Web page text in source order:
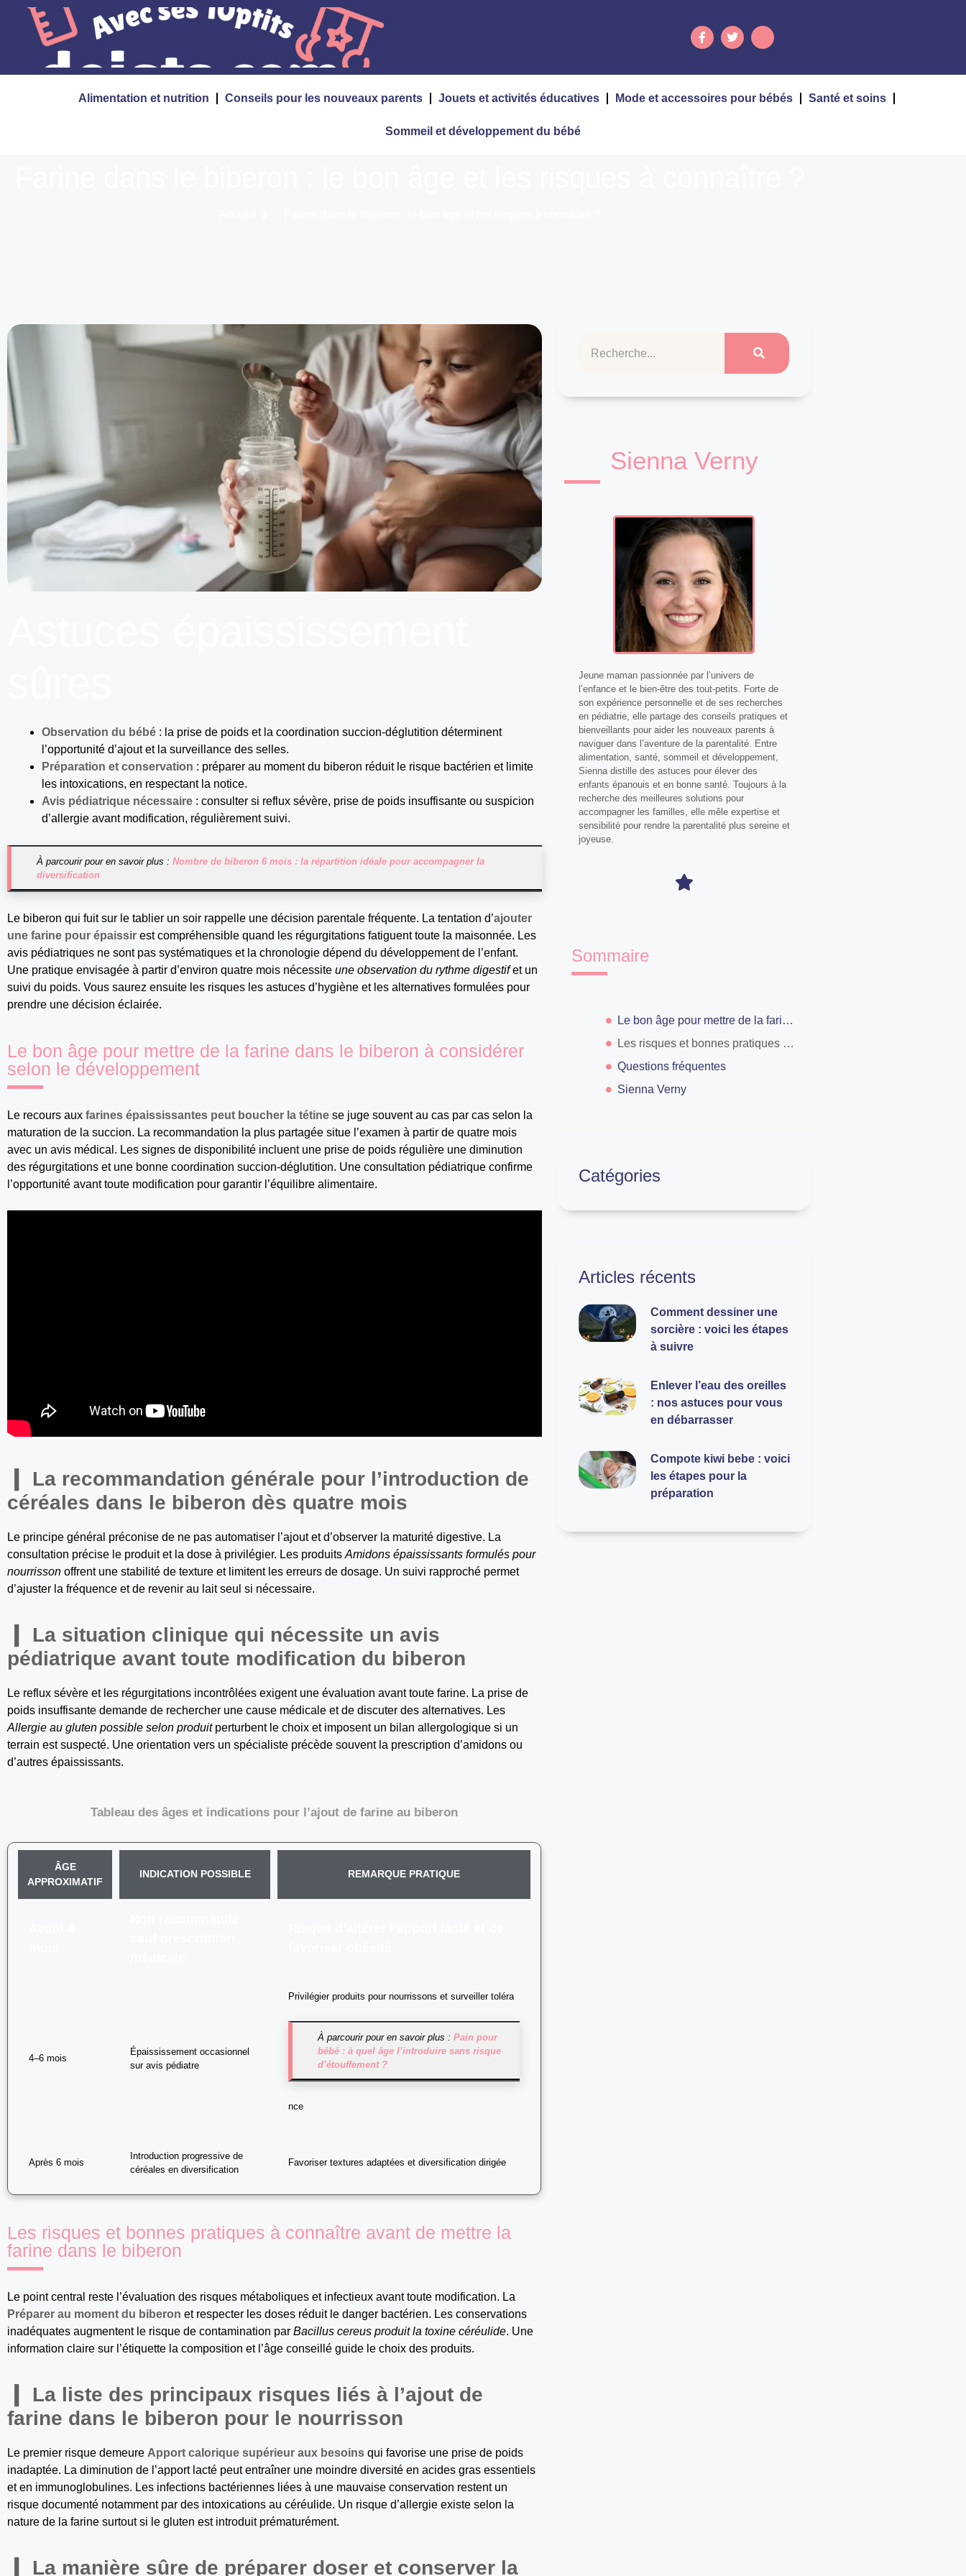
Alimentation et nutrition Conseils pour les nouveaux parents Jouets et activités éducatives Mode et accessoires pour bébés Santé et soins
Sommeil et développement du bébé
Observation du bébé : la prise de poids et la coordination succion-déglutition déterminent
l’opportunité d’ajout et la surveillance des selles.
Préparation et conservation : préparer au moment du biberon réduit le risque bactérien et limite
les intoxications, en respectant la notice.
Avis pédiatrique nécessaire : consulter si reflux sévère, prise de poids insuffisante ou suspicion
d’allergie avant modification, régulièrement suivi.
À parcourir pour en savoir plus : Nombre de biberon 6 mois : la répartition idéale pour accompagner la
diversification
Le biberon qui fuit sur le tablier un soir rappelle une décision parentale fréquente. La tentation d’ajouter
une farine pour épaissir est compréhensible quand les régurgitations fatiguent toute la maisonnée. Les
avis pédiatriques ne sont pas systématiques et la chronologie dépend du développement de l’enfant.
Une pratique envisagée à partir d’environ quatre mois nécessite une observation du rythme digestifet un
suivi du poids. Vous saurez ensuite les risques les astuces d’hygiène et les alternatives formulées pour
prendre une décision éclairée.
Le bon âge pour mettre de la farine dans le biberon à considérer
selon le développement
Le recours aux farines épaississantes peut boucher la tétine se juge souvent au cas par cas selon la
maturation de la succion. La recommandation la plus partagée situe l’examen à partir de quatre mois
avec un avis médical. Les signes de disponibilité incluent une prise de poids régulière une diminution
des régurgitations et une bonne coordination succion-déglutition. Une consultation pédiatrique confirme
l’opportunité avant toute modification pour garantir l’équilibre alimentaire.
La recommandation générale pour l’introduction de
céréales dans le biberon dès quatre mois
Le principe général préconise de ne pas automatiser l’ajout et d’observer la maturité digestive. La
consultation précise le produit et la dose à privilégier. Les produits Amidons épaississants formulés pour
nourrisson offrent une stabilité de texture et limitent les erreurs de dosage. Un suivi rapproché permet
d’ajuster la fréquence et de revenir au lait seul si nécessaire.
La situation clinique qui nécessite un avis
pédiatrique avant toute modification du biberon
Le reflux sévère et les régurgitations incontrôlées exigent une évaluation avant toute farine. La prise de
poids insuffisante demande de rechercher une cause médicale et de discuter des alternatives. Les
Allergie au gluten possible selon produitperturbent le choix et imposent un bilan allergologique si un
terrain est suspecté. Une orientation vers un spécialiste précède souvent la prescription d’amidons ou
d’autres épaississants.
Tableau des âges et indications pour l’ajout de farine au biberon
ÂGE
APPROXIMATIF
INDICATION POSSIBLE REMARQUE PRATIQUE
4–6 mois
Épaississement occasionnel
sur avis pédiatre
Privilégier produits pour nourrissons et surveiller toléra
À parcourir pour en savoir plus :Pain pour
bébé : à quel âge l’introduire sans risque
d’étouffement ?
nce
Après 6 mois
Introduction progressive de
céréales en diversification
Favoriser textures adaptées et diversification dirigée
Les risques et bonnes pratiques à connaître avant de mettre la
farine dans le biberon
Le point central reste l’évaluation des risques métaboliques et infectieux avant toute modification. La
Préparer au moment du biberon et respecter les doses réduit le danger bactérien. Les conservations
inadéquates augmentent le risque de contamination par Bacillus cereus produit la toxine céréulide. Une
information claire sur l’étiquette la composition et l’âge conseillé guide le choix des produits.
La liste des principaux risques liés à l’ajout de
farine dans le biberon pour le nourrisson
Le premier risque demeure Apport calorique supérieur aux besoins qui favorise une prise de poids
inadaptée. La diminution de l’apport lacté peut entraîner une moindre diversité en acides gras essentiels
et en immunoglobulines. Les infections bactériennes liées à une mauvaise conservation restent un
risque documenté notamment par des intoxications au céréulide. Un risque d’allergie existe selon la
nature de la farine surtout si le gluten est introduit prématurément.
La manière sûre de préparer doser et conserver la
Sienna Verny
Jeune maman passionnée par l’univers de
l’enfance et le bien-être des tout-petits. Forte de
son expérience personnelle et de ses recherches
en pédiatrie, elle partage des conseils pratiques et
bienveillants pour aider les nouveaux parents à
naviguer dans l’aventure de la parentalité. Entre
alimentation, santé, sommeil et développement,
Sienna distille des astuces pour élever des
enfants épanouis et en bonne santé. Toujours à la
recherche des meilleures solutions pour
accompagner les familles, elle mêle expertise et
sensibilité pour rendre la parentalité plus sereine et
joyeuse.
Sommaire
Le bon âge pour mettre de la farine dans le biberon à considérer selon le développement
Les risques et bonnes pratiques à connaître avant de mettre la farine dans le biberon
Questions fréquentes
Sienna Verny
Catégories
Articles récents
Comment dessiner une
sorcière : voici les étapes
à suivre
Enlever l’eau des oreilles
: nos astuces pour vous
en débarrasser
Compote kiwi bebe : voici
les étapes pour la
préparation